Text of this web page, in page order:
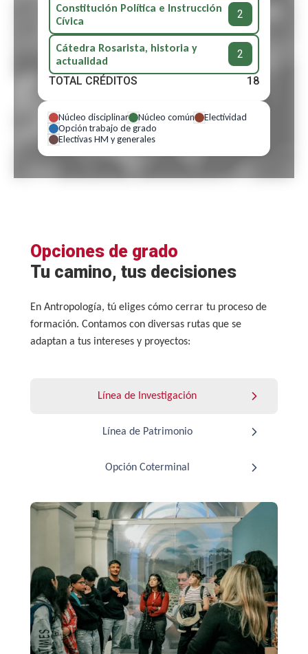
Constitución Política e Instrucción
Cívica
2
Cátedra Rosarista, historia y
actualidad
2
TOTAL CRÉDITOS 18
Núcleo disciplinar Núcleo común
Electividad
Opción trabajo de grado
Electivas HM y generales
Opciones de grado
Tu camino, tus decisiones
En Antropología, tú eliges cómo cerrar tu proceso de
formación. Contamos con diversas rutas que se
adaptan a tus intereses y proyectos:
Línea de Investigación
Línea de Patrimonio
Opción Coterminal